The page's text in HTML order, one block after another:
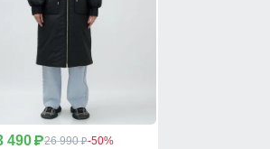
490 p26 990 p-50%